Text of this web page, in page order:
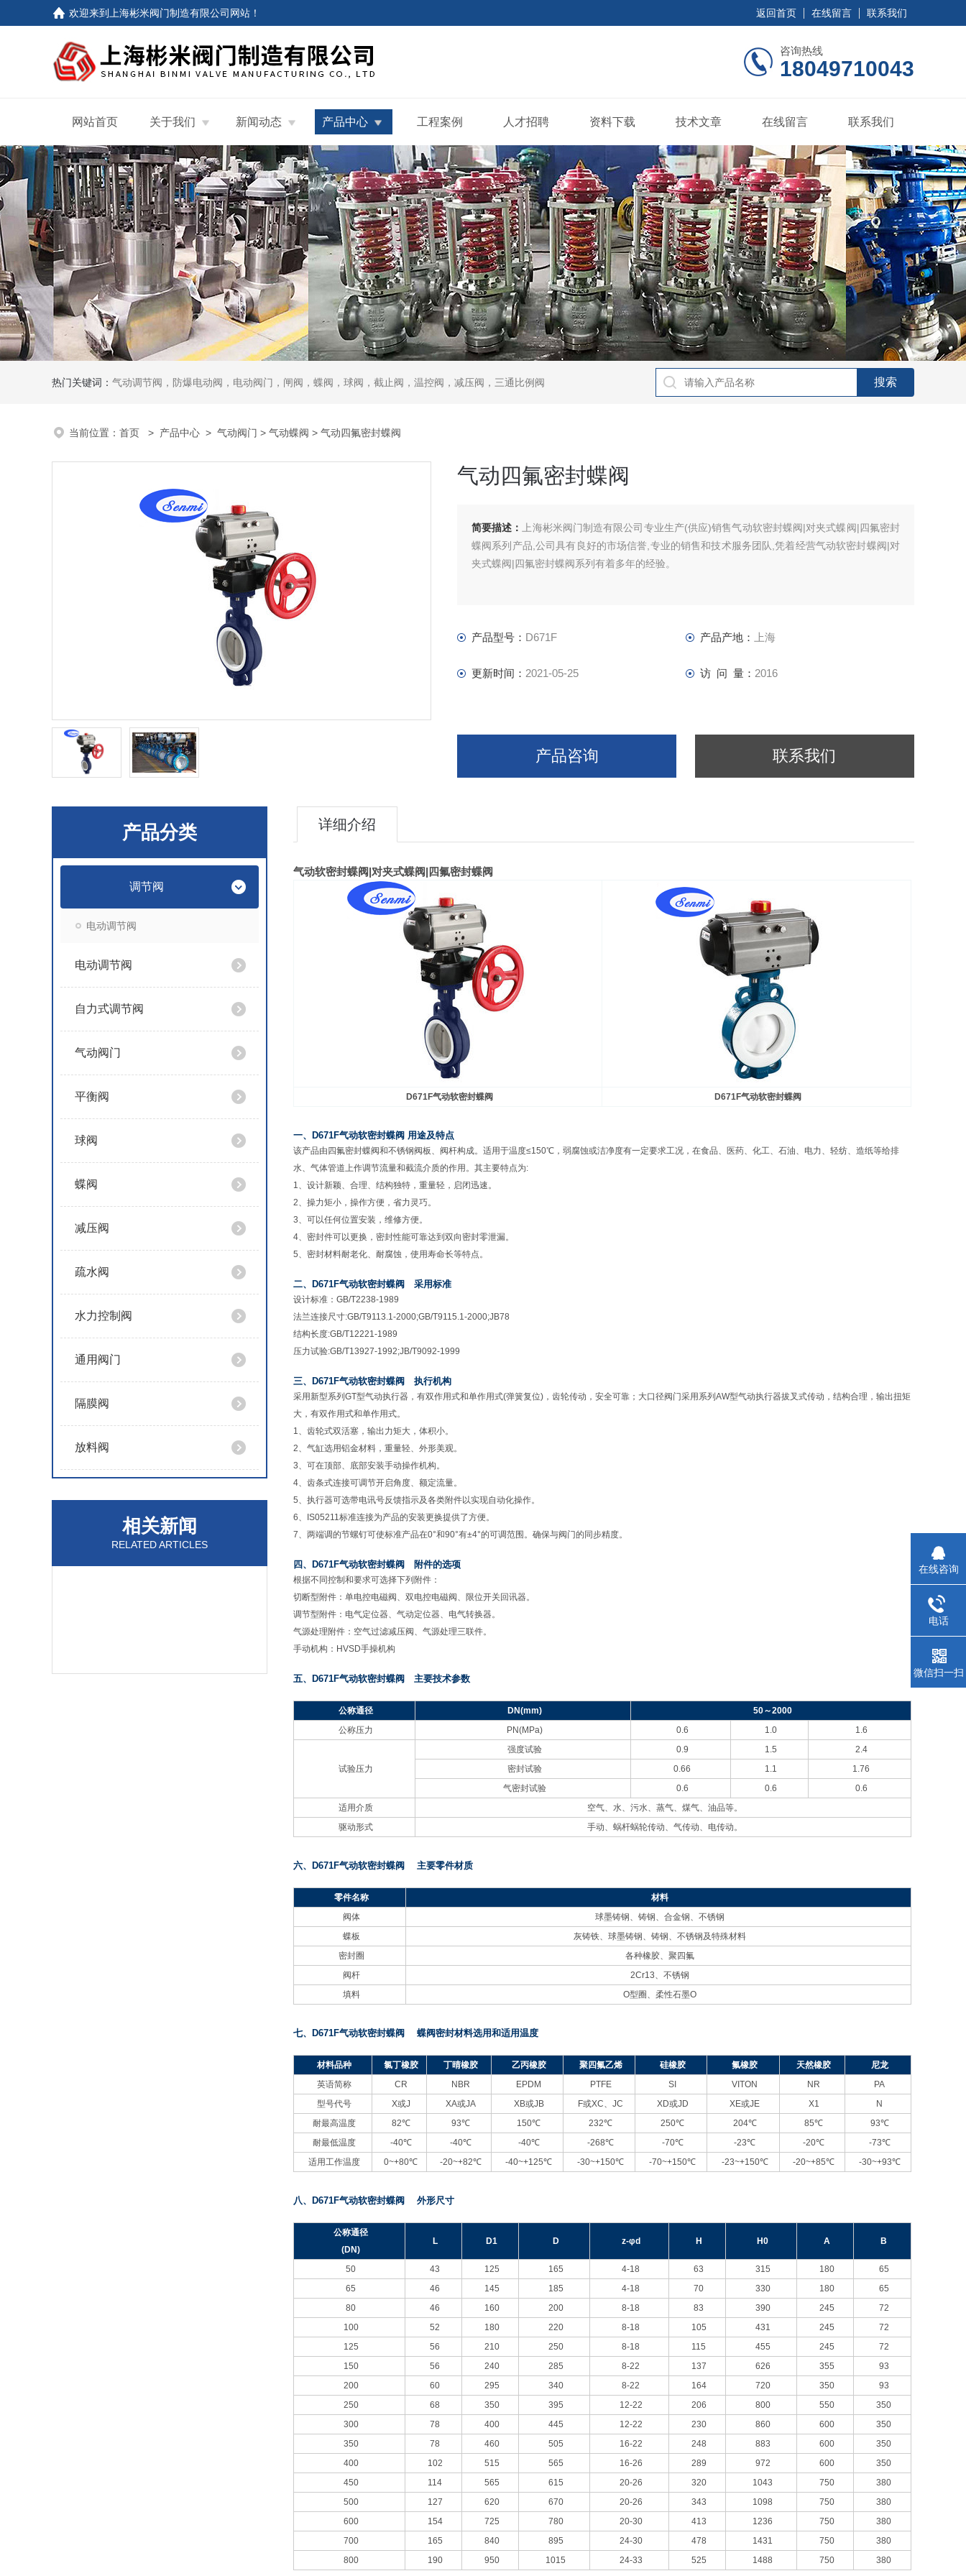
欢迎来到 上海彬米阀门制造有限公司网站 ！ 返回首页 在线留言 联系我们
咨询热线
18049710043
网站首页 关于我们 新闻动态 产品中心 工程案例 人才招聘 资料下载 技术文章 在线留言 联系我们
热门关键词： 气动调节阀，防爆电动阀，电动阀门，闸阀，蝶阀，球阀，截止阀，温控阀，减压阀，三通比例阀
当前位置： 首页 > 产品中心 > 气动阀门 > 气动蝶阀 > 气动四氟密封蝶阀
气动四氟密封蝶阀
简要描述：
上海彬米阀门制造有限公司专业生产(供应)销售气动软密封蝶阀|对夹式蝶阀|四氟密封
蝶阀系列产品,公司具有良好的市场信誉,专业的销售和技术服务团队,凭着经营气动软密封蝶阀|对
夹式蝶阀|四氟密封蝶阀系列有着多年的经验。
产品型号： D671F 产品产地： 上海
更新时间： 2021-05-25 访 问 量： 2016
产品咨询 联系我们
产品分类
调节阀
电动调节阀
电动调节阀
自力式调节阀
气动阀门
平衡阀
球阀
蝶阀
减压阀
疏水阀
水力控制阀
通用阀门
隔膜阀
放料阀
相关新闻
RELATED ARTICLES
详细介绍
气动软密封蝶阀|对夹式蝶阀|四氟密封蝶阀
D671F气动软密封蝶阀 D671F气动软密封蝶阀
一、D671F气动软密封蝶阀 用途及特点
该产品由四氟密封蝶阀和不锈钢阀板、阀杆构成。适用于温度≤150℃，弱腐蚀或洁净度有一定要求工况，在食品、医药、化工、石油、电力、轻纺、造纸等给排
水、气体管道上作调节流量和截流介质的作用。其主要特点为:
1、设计新颖、合理、结构独特，重量轻，启闭迅速。
2、操力矩小，操作方便，省力灵巧。
3、可以任何位置安装，维修方便。
4、密封件可以更换，密封性能可靠达到双向密封零泄漏。
5、密封材料耐老化、耐腐蚀，使用寿命长等特点。
二、D671F气动软密封蝶阀 采用标准
设计标准：GB/T2238-1989
法兰连接尺寸:GB/T9113.1-2000;GB/T9115.1-2000;JB78
结构长度:GB/T12221-1989
压力试验:GB/T13927-1992;JB/T9092-1999
三、D671F气动软密封蝶阀 执行机构
采用新型系列GT型气动执行器，有双作用式和单作用式(弹簧复位)，齿轮传动，安全可靠；大口径阀门采用系列AW型气动执行器拔叉式传动，结构合理，输出扭矩
大，有双作用式和单作用式。
1、齿轮式双活塞，输出力矩大，体积小。
2、气缸选用铝金材料，重量轻、外形美观。
3、可在顶部、底部安装手动操作机构。
4、齿条式连接可调节开启角度、额定流量。
5、执行器可选带电讯号反馈指示及各类附件以实现自动化操作。
6、IS05211标准连接为产品的安装更换提供了方便。
7、两端调的节螺钉可使标准产品在0°和90°有±4°的可调范围。确保与阀门的同步精度。
四、D671F气动软密封蝶阀 附件的选项
根据不同控制和要求可选择下列附件：
切断型附件：单电控电磁阀、双电控电磁阀、限位开关回讯器。
调节型附件：电气定位器、气动定位器、电气转换器。
气源处理附件：空气过滤减压阀、气源处理三联件。
手动机构：HVSD手操机构
五、D671F气动软密封蝶阀 主要技术参数
公称通径 DN(mm) 50～2000
公称压力
PN(MPa) 0.6 1.0 1.6
试验压力
强度试验 0.9 1.5
2.4
密封试验
0.66 1.1
1.76
气密封试验
0.6 0.6
0.6
适用介质
空气、水、污水、蒸气、煤气、油品等。
驱动形式
手动、蜗杆蜗轮传动、气传动、电传动。
六、D671F气动软密封蝶阀 主要零件材质
零件名称
材料
阀体
球墨铸钢、铸钢、合金钢、不锈钢
蝶板
灰铸铁、球墨铸钢、铸钢、不锈钢及特殊材料
密封圈
各种橡胶、聚四氟
阀杆
2Cr13、不锈钢
填料
O型圈、柔性石墨O
七、D671F气动软密封蝶阀 蝶阀密封材料选用和适用温度
材料品种 氯丁橡胶 丁晴橡胶 乙丙橡胶 聚四氟乙烯 硅橡胶 氟橡胶 天然橡胶
尼龙
英语简称
CR NBR EPDM PTFE SI VITON NR
PA
型号代号
X或J XA或JA XB或JB F或XC、JC XD或JD XE或JE X1
N
耐最高温度
82℃ 93℃ 150℃ 232℃ 250℃ 204℃ 85℃
93℃
耐最低温度
-40℃ -40℃ -40℃ -268℃ -70℃ -23℃ -20℃
-73℃
适用工作温度
0~+80℃ -20~+82℃ -40~+125℃ -30~+150℃ -70~+150℃ -23~+150℃ -20~+85℃ -30~+93℃
八、D671F气动软密封蝶阀 外形尺寸
公称通径
(DN)
L D1 D z-φd H H0 A B
50 43 125 165 4-18 63 315 180
65
65
46 145 185 4-18 70 330 180
65
80
46 160 200 8-18 83 390 245
72
100
52 180 220 8-18 105 431 245
72
125
56 210 250 8-18 115 455 245
72
150
56 240 285 8-22 137 626 355
93
200
60 295 340 8-22 164 720 350
93
250
68 350 395 12-22 206 800 550
350
300
78 400 445 12-22 230 860 600
350
350
78 460 505 16-22 248 883 600
350
400
102 515 565 16-26 289 972 600
350
450
114 565 615 20-26 320 1043 750
380
500
127 620 670 20-26 343 1098 750
380
600
154 725 780 20-30 413 1236 750
380
700
165 840 895 24-30 478 1431 750
380
800
190 950 1015 24-33 525 1488 750 380
在线咨询
电话
微信扫一扫